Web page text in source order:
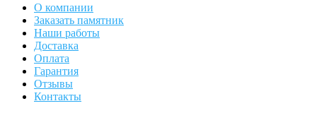
О компании
Заказать памятник
Наши работы
Доставка
Оплата
Гарантия
Отзывы
Контакты